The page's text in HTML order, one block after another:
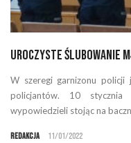
Uroczyste ślubowanie
W szeregi garnizonu
policjantów. 10
wypowiedzieli stojąc na
Redakcja 11/01/2022